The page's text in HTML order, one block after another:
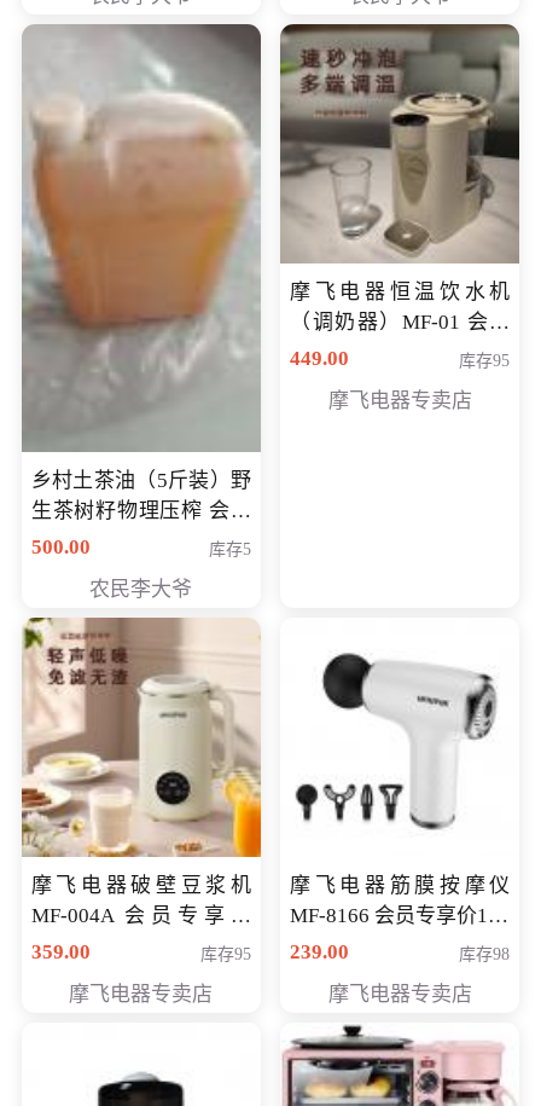
乡村土茶油（5斤装）野
生茶树籽物理压榨 会员
专享价400元
500.00 库存5
农民李大爷
摩飞电器恒温饮水机
（调奶器）MF-01 会员
专享价366元
449.00 库存95
摩飞电器专卖店
摩飞电器破壁豆浆机
MF-004A 会员专享价
168元
359.00 库存95
摩飞电器专卖店
摩飞电器筋膜按摩仪
MF-8166 会员专享价168
元
239.00 库存98
摩飞电器专卖店